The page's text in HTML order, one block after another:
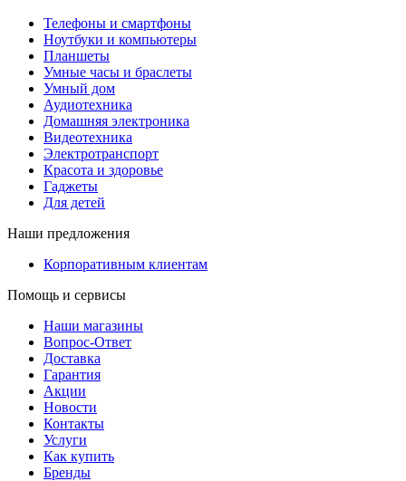
Телефоны и смартфоны
Ноутбуки и компьютеры
Планшеты
Умные часы и браслеты
Умный дом
Аудиотехника
Домашняя электроника
Видеотехника
Электротранспорт
Красота и здоровье
Гаджеты
Для детей
Наши предложения
Корпоративным клиентам
Помощь и сервисы
Наши магазины
Вопрос-Ответ
Доставка
Гарантия
Акции
Новости
Контакты
Услуги
Как купить
Бренды